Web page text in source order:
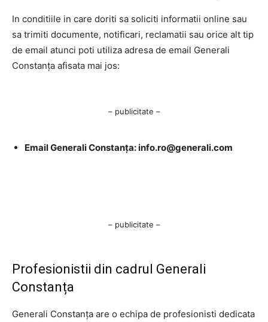
In conditiile in care doriti sa soliciti informatii online sau
sa trimiti documente, notificari, reclamatii sau orice alt tip
de email atunci poti utiliza adresa de email Generali
Constanța afisata mai jos:
– publicitate –
Email Generali Constanța:info.ro@generali.com
– publicitate –
Profesionistii din cadrul Generali
Constanța
Generali Constanța are o echipa de profesionisti dedicata